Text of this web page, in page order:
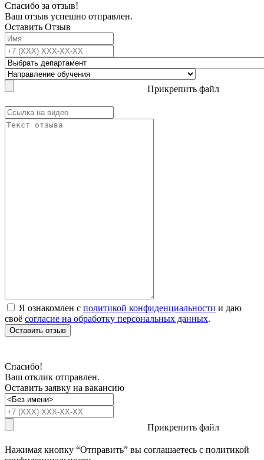
Спасибо за отзыв!
Ваш отзыв успешно отправлен.
Оставить Отзыв
Прикрепить файл
Я ознакомлен с политикой конфиденциальности и даю
своё согласие на обработку персональных данных.
Оставить отзыв
Спасибо!
Ваш отклик отправлен.
Оставить заявку на вакансию
Прикрепить файл
Нажимая кнопку “Отправить” вы соглашаетесь с политикой